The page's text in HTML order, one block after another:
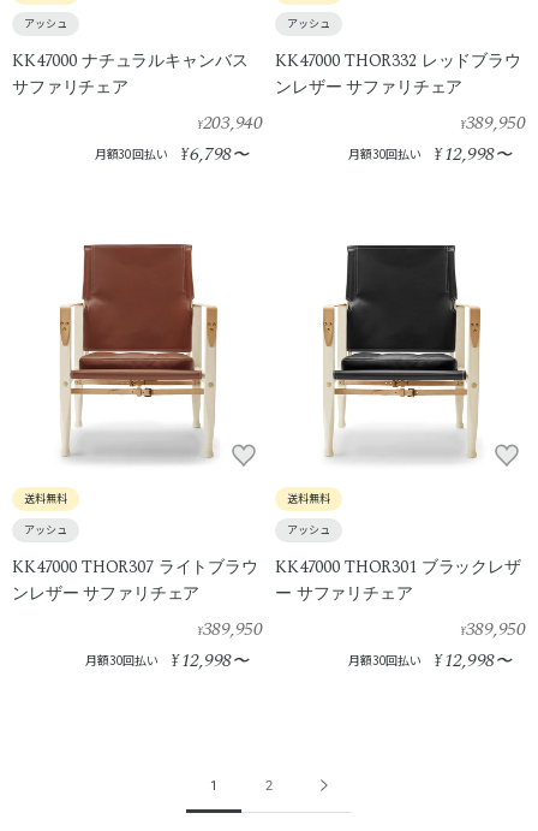
アッシュ
KK47000 ナチュラルキャンバス
サファリチェア
¥203,940
月額30回払い ¥6,798〜
アッシュ
KK47000 THOR332 レッドブラウ
ンレザー サファリチェア
¥389,950
月額30回払い ¥12,998〜
送料無料
アッシュ
KK47000 THOR307 ライトブラウ
ンレザー サファリチェア
¥389,950
月額30回払い ¥12,998〜
送料無料
アッシュ
KK47000 THOR301 ブラックレザ
ー サファリチェア
¥389,950
月額30回払い ¥12,998〜
1 2